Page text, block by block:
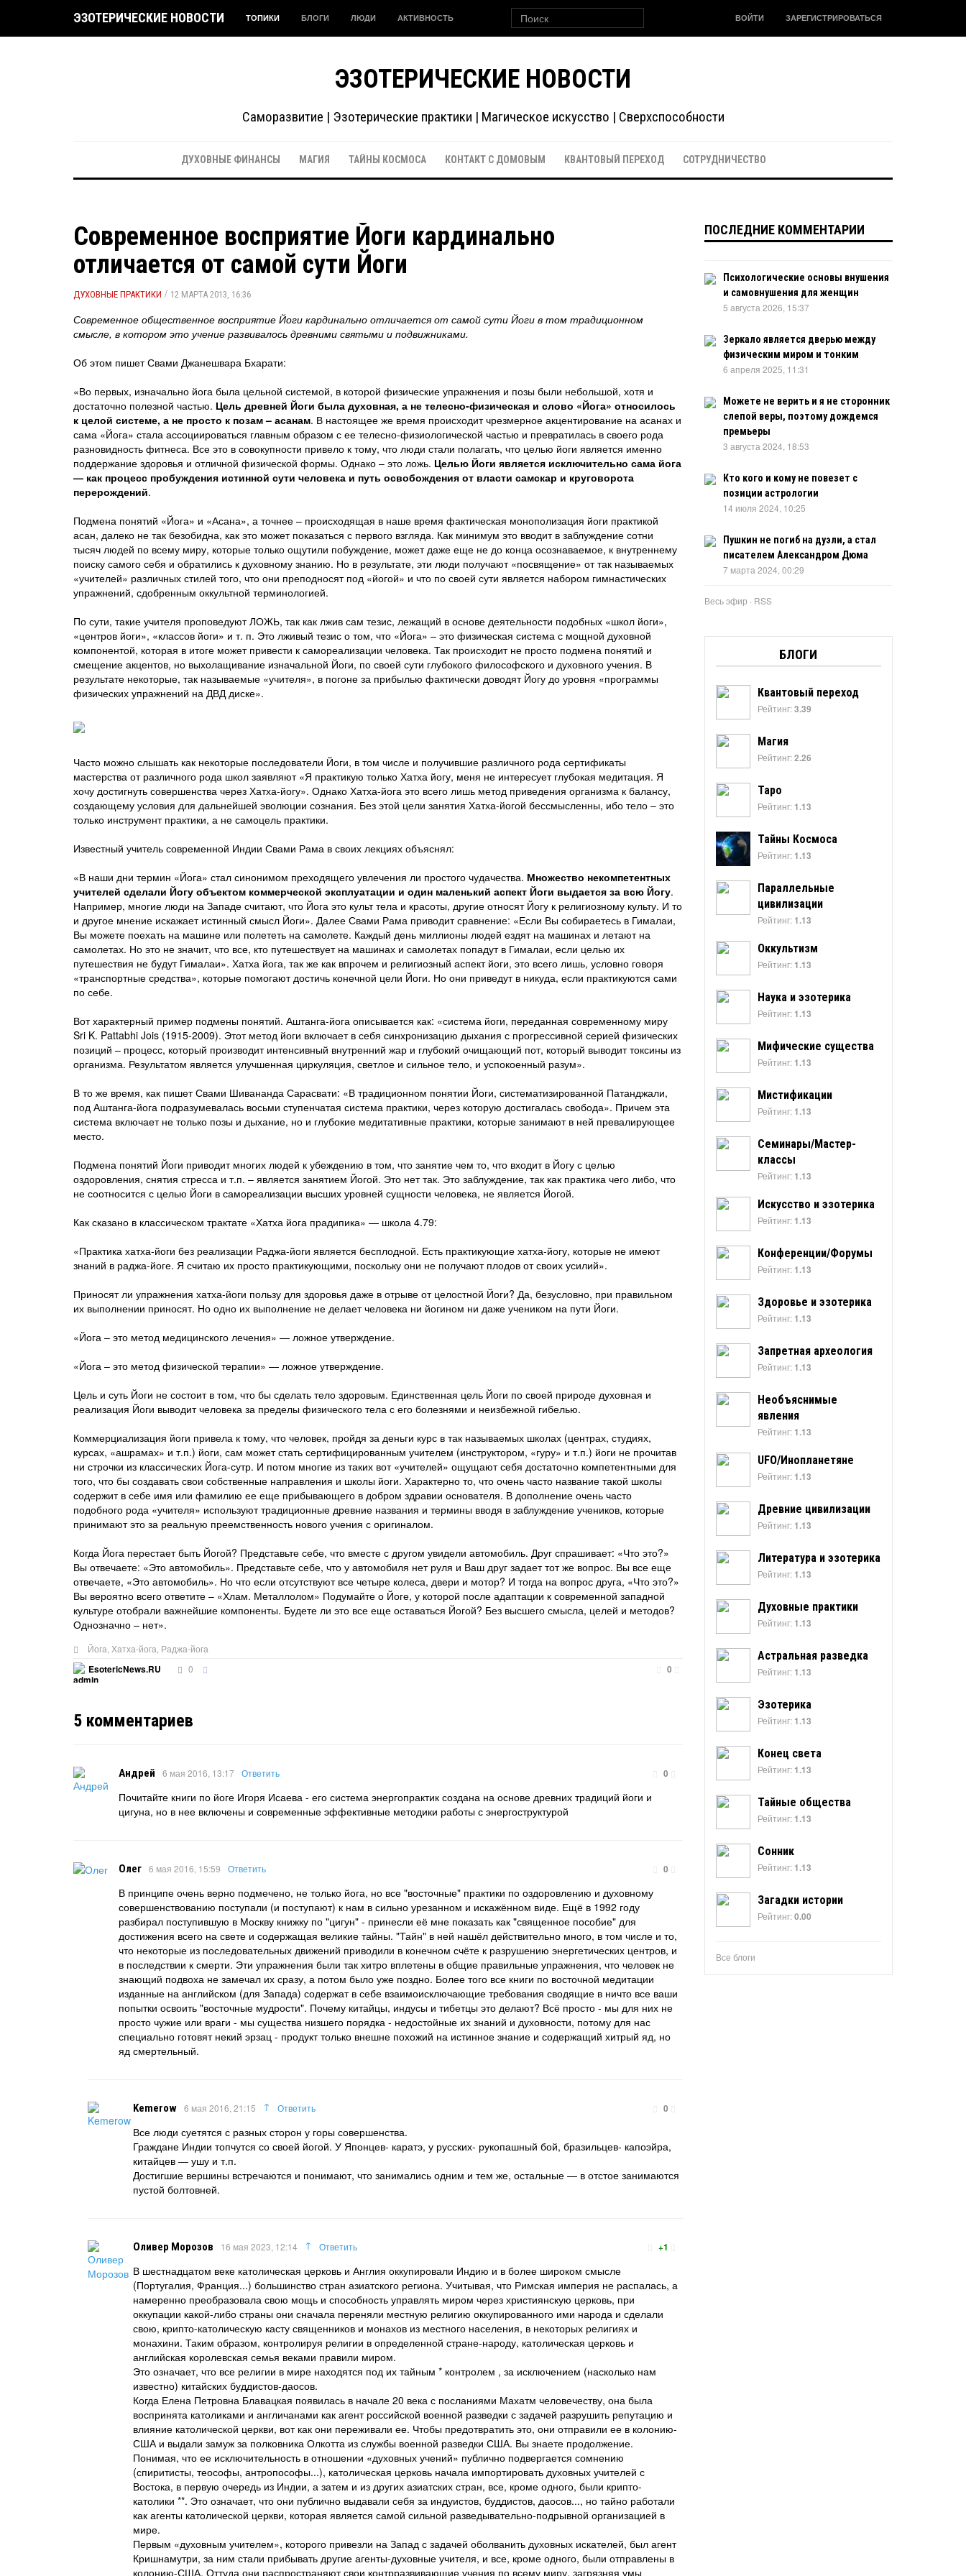
ЭЗОТЕРИЧЕСКИЕ НОВОСТИ ТОПИКИ БЛОГИ ЛЮДИ АКТИВНОСТЬ ВОЙТИ ЗАРЕГИСТРИРОВАТЬСЯ
ЭЗОТЕРИЧЕСКИЕ НОВОСТИ
Саморазвитие | Эзотерические практики | Магическое искусство | Сверхспособности
ДУХОВНЫЕ ФИНАНСЫ МАГИЯ ТАЙНЫ КОСМОСА КОНТАКТ С ДОМОВЫМ КВАНТОВЫЙ ПЕРЕХОД СОТРУДНИЧЕСТВО
Современное восприятие Йоги кардинально
отличается от самой сути Йоги
ДУХОВНЫЕ ПРАКТИКИ / 12 МАРТА 2013, 16:36
Современное общественное восприятие Йоги кардинально отличается от самой сути Йоги в том традиционном
смысле, в котором это учение развивалось древними святыми и подвижниками.
Об этом пишет Свами Джанешвара Бхарати:
«Во первых, изначально йога была цельной системой, в которой физические упражнения и позы были небольшой, хотя и
достаточно полезной частью. Цель древней Йоги была духовная, а не телесно-физическая и слово «Йога» относилось
к целой системе, а не просто к позам – асанам. В настоящее же время происходит чрезмерное акцентирование на асанах и
сама «Йога» стала ассоциироваться главным образом с ее телесно-физиологической частью и превратилась в своего рода
разновидность фитнеса. Все это в совокупности привело к тому, что люди стали полагать, что целью йоги является именно
поддержание здоровья и отличной физической формы. Однако – это ложь. Целью Йоги является исключительно сама йога
— как процесс пробуждения истинной сути человека и путь освобождения от власти самскар и круговорота
перерождений.
Подмена понятий «Йога» и «Асана», а точнее – происходящая в наше время фактическая монополизация йоги практикой
асан, далеко не так безобидна, как это может показаться с первого взгляда. Как минимум это вводит в заблуждение сотни
тысяч людей по всему миру, которые только ощутили побуждение, может даже еще не до конца осознаваемое, к внутреннему
поиску самого себя и обратились к духовному знанию. Но в результате, эти люди получают «посвящение» от так называемых
«учителей» различных стилей того, что они преподносят под «йогой» и что по своей сути является набором гимнастических
упражнений, сдобренным оккультной терминологией.
По сути, такие учителя проповедуют ЛОЖЬ, так как лжив сам тезис, лежащий в основе деятельности подобных «школ йоги»,
«центров йоги», «классов йоги» и т. п. Это лживый тезис о том, что «Йога» – это физическая система с мощной духовной
компонентой, которая в итоге может привести к самореализации человека. Так происходит не просто подмена понятий и
смещение акцентов, но выхолащивание изначальной Йоги, по своей сути глубокого философского и духовного учения. В
результате некоторые, так называемые «учителя», в погоне за прибылью фактически доводят Йогу до уровня «программы
физических упражнений на ДВД диске».
Часто можно слышать как некоторые последователи Йоги, в том числе и получившие различного рода сертификаты
мастерства от различного рода школ заявляют «Я практикую только Хатха йогу, меня не интересует глубокая медитация. Я
хочу достигнуть совершенства через Хатха-йогу». Однако Хатха-йога это всего лишь метод приведения организма к балансу,
создающему условия для дальнейшей эволюции сознания. Без этой цели занятия Хатха-йогой бессмысленны, ибо тело – это
только инструмент практики, а не самоцель практики.
Известный учитель современной Индии Свами Рама в своих лекциях объяснял:
«В наши дни термин «Йога» стал синонимом преходящего увлечения ли простого чудачества. Множество некомпетентных
учителей сделали Йогу объектом коммерческой эксплуатации и один маленький аспект Йоги выдается за всю Йогу.
Например, многие люди на Западе считают, что Йога это культ тела и красоты, другие относят Йогу к религиозному культу. И то
и другое мнение искажает истинный смысл Йоги». Далее Свами Рама приводит сравнение: «Если Вы собираетесь в Гималаи,
Вы можете поехать на машине или полететь на самолете. Каждый день миллионы людей ездят на машинах и летают на
самолетах. Но это не значит, что все, кто путешествует на машинах и самолетах попадут в Гималаи, если целью их
путешествия не будут Гималаи». Хатха йога, так же как впрочем и религиозный аспект йоги, это всего лишь, условно говоря
«транспортные средства», которые помогают достичь конечной цели Йоги. Но они приведут в никуда, если практикуются сами
по себе.
Вот характерный пример подмены понятий. Аштанга-йога описывается как: «система йоги, переданная современному миру
Sri K. Pattabhi Jois (1915-2009). Этот метод йоги включает в себя синхронизацию дыхания с прогрессивной серией физических
позиций – процесс, который производит интенсивный внутренний жар и глубокий очищающий пот, который выводит токсины из
организма. Результатом является улучшенная циркуляция, светлое и сильное тело, и успокоенный разум».
В то же время, как пишет Свами Шивананда Сарасвати: «В традиционном понятии Йоги, систематизированной Патанджали,
под Аштанга-йога подразумевалась восьми ступенчатая система практики, через которую достигалась свобода». Причем эта
система включает не только позы и дыхание, но и глубокие медитативные практики, которые занимают в ней превалирующее
место.
Подмена понятий Йоги приводит многих людей к убеждению в том, что занятие чем то, что входит в Йогу с целью
оздоровления, снятия стресса и т.п. – является занятием Йогой. Это нет так. Это заблуждение, так как практика чего либо, что
не соотносится с целью Йоги в самореализации высших уровней сущности человека, не является Йогой.
Как сказано в классическом трактате «Хатха йога прадипика» — школа 4.79:
«Практика хатха-йоги без реализации Раджа-йоги является бесплодной. Есть практикующие хатха-йогу, которые не имеют
знаний в раджа-йоге. Я считаю их просто практикующими, поскольку они не получают плодов от своих усилий».
Приносят ли упражнения хатха-йоги пользу для здоровья даже в отрыве от целостной Йоги? Да, безусловно, при правильном
их выполнении приносят. Но одно их выполнение не делает человека ни йогином ни даже учеником на пути Йоги.
«Йога – это метод медицинского лечения» — ложное утверждение.
«Йога – это метод физической терапии» — ложное утверждение.
Цель и суть Йоги не состоит в том, что бы сделать тело здоровым. Единственная цель Йоги по своей природе духовная и
реализация Йоги выводит человека за пределы физического тела с его болезнями и неизбежной гибелью.
Коммерциализация йоги привела к тому, что человек, пройдя за деньги курс в так называемых школах (центрах, студиях,
курсах, «ашрамах» и т.п.) йоги, сам может стать сертифицированным учителем (инструктором, «гуру» и т.п.) йоги не прочитав
ни строчки из классических Йога-сутр. И потом многие из таких вот «учителей» ощущают себя достаточно компетентными для
того, что бы создавать свои собственные направления и школы йоги. Характерно то, что очень часто название такой школы
содержит в себе имя или фамилию ее еще прибывающего в добром здравии основателя. В дополнение очень часто
подобного рода «учителя» используют традиционные древние названия и термины вводя в заблуждение учеников, которые
принимают это за реальную преемственность нового учения с оригиналом.
Когда Йога перестает быть Йогой? Представьте себе, что вместе с другом увидели автомобиль. Друг спрашивает: «Что это?»
Вы отвечаете: «Это автомобиль». Представьте себе, что у автомобиля нет руля и Ваш друг задает тот же вопрос. Вы все еще
отвечаете, «Это автомобиль». Но что если отсутствуют все четыре колеса, двери и мотор? И тогда на вопрос друга, «Что это?»
Вы вероятно всего ответите – «Хлам. Металлолом» Подумайте о Йоге, у которой после адаптации к современной западной
культуре отобрали важнейшие компоненты. Будете ли это все еще оставаться Йогой? Без высшего смысла, целей и методов?
Однозначно – нет».
Йога Хатха-йога Раджа-йога
EsotericNews.RU
0 0
5 комментариев
Андрей 6 мая 2016, 13:17 0
Ответить
Почитайте книги по йоге Игоря Исаева - его система энергопрактик создана на основе древних традиций йоги и
цигуна, но в нее включены и современные эффективные методики работы с энергоструктурой
Олег 6 мая 2016, 15:59 0
Ответить
В принципе очень верно подмечено, не только йога, но все "восточные" практики по оздоровлению и духовному
совершенствованию поступали (и поступают) к нам в сильно урезанном и искажённом виде. Ещё в 1992 году
разбирал поступившую в Москву книжку по "цигун" - принесли её мне показать как "священное пособие" для
достижения всего на свете и содержащая великие тайны. "Тайн" в ней нашёл действительно много, в том числе и то,
что некоторые из последовательных движений приводили в конечном счёте к разрушению энергетических центров, и
в последствии к смерти. Эти упражнения были так хитро вплетены в общие правильные упражнения, что человек не
знающий подвоха не замечал их сразу, а потом было уже поздно. Более того все книги по восточной медитации
изданные на английском (для Запада) содержат в себе взаимоисключающие требования сводящие в ничто все ваши
попытки освоить "восточные мудрости". Почему китайцы, индусы и тибетцы это делают? Всё просто - мы для них не
просто чужие или враги - мы существа низшего порядка - недостойные их знаний и духовности, потому для нас
специально готовят некий эрзац - продукт только внешне похожий на истинное знание и содержащий хитрый яд, но
яд смертельный.
Kemerow 6 мая 2016, 21:15 ↑ 0
Ответить
Все люди суетятся с разных сторон у горы совершенства.
Граждане Индии топчутся со своей йогой. У Японцев- каратэ, у русских- рукопашный бой, бразильцев- капоэйра,
китайцев — ушу и т.п.
Достигшие вершины встречаются и понимают, что занимались одним и тем же, остальные — в отстое занимаются
пустой болтовней.
Оливер Морозов 16 мая 2023, 12:14 ↑ +1
Ответить
В шестнадцатом веке католическая церковь и Англия оккупировали Индию и в более широком смысле
(Португалия, Франция...) большинство стран азиатского региона. Учитывая, что Римская империя не распалась, а
намеренно преобразовала свою мощь и способность управлять миром через християнскую церковь, при
оккупации какой-либо страны они сначала переняли местную религию оккупированного ими народа и сделали
свою, крипто-католическую касту священников и монахов из местного населения, в некоторых религиях и
монахини. Таким образом, контролируя религии в определенной стране-народу, католическая церковь и
английская королевская семья веками правили миром.
Это означает, что все религии в мире находятся под их тайным * контролем , за исключением (насколько нам
известно) китайских буддистов-даосов.
Когда Елена Петровна Блавацкая появилась в начале 20 века с посланиями Махатм человечеству, она была
воспринята католиками и англичанами как агент российской военной разведки с задачей разрушить репутацию и
влияние католической церкви, вот как они переживали ее. Чтобы предотвратить это, они отправили ее в колонию-
США и выдали замуж за полковника Олкотта из службы военной разведки США. Вы знаете продолжение.
Понимая, что ее исключительность в отношении «духовных учений» публично подвергается сомнению
(спиритисты, теософы, антропософы...), католическая церковь начала импортировать духовных учителей с
Востока, в первую очередь из Индии, а затем и из других азиатских стран, все, кроме одного, были крипто-
католики **. Это означает, что они публично выдавали себя за индуистов, буддистов, даосов..., но тайно работали
как агенты католической церкви, которая является самой сильной разведывательно-подрывной организацией в
мире.
Первым «духовным учителем», которого привезли на Запад с задачей оболванить духовных искателей, был агент
Кришнамутри, за ним стали прибывать другие агенты-духовные учителя, и все, кроме одного, были отправлены в
колонию-США. Оттуда они распространяют свои контрразвивающие учения по всему миру, загрязняя умы
ПОСЛЕДНИЕ КОММЕНТАРИИ
Психологические основы внушения
и самовнушения для женщин
5 августа 2026, 15:37
Зеркало является дверью между
физическим миром и тонким
6 апреля 2025, 11:31
Можете не верить и я не сторонник
слепой веры, поэтому дождемся
премьеры
3 августа 2024, 18:53
Кто кого и кому не повезет с
позиции астрологии
14 июля 2024, 10:25
Пушкин не погиб на дуэли, а стал
писателем Александром Дюма
7 марта 2024, 00:29
Весь эфир · RSS
БЛОГИ
Квантовый переход
Рейтинг:3.39
Магия
Рейтинг:2.26
Таро
Рейтинг: 1.13
Тайны Космоса
Рейтинг: 1.13
Параллельные
цивилизации
Рейтинг: 1.13
Оккультизм
Рейтинг: 1.13
Наука и эзотерика
Рейтинг: 1.13
Мифические существа
Рейтинг: 1.13
Мистификации
Рейтинг: 1.13
Семинары/Мастер-
классы
Рейтинг: 1.13
Искусство и эзотерика
Рейтинг: 1.13
Конференции/Форумы
Рейтинг: 1.13
Здоровье и эзотерика
Рейтинг: 1.13
Запретная археология
Рейтинг: 1.13
Необъяснимые
явления
Рейтинг: 1.13
UFO/Инопланетяне
Рейтинг: 1.13
Древние цивилизации
Рейтинг: 1.13
Литература и эзотерика
Рейтинг: 1.13
Духовные практики
Рейтинг: 1.13
Астральная разведка
Рейтинг: 1.13
Эзотерика
Рейтинг: 1.13
Конец света
Рейтинг: 1.13
Тайные общества
Рейтинг: 1.13
Сонник
Рейтинг: 1.13
Загадки истории
Рейтинг:0.00
Все блоги